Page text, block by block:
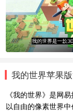
我的世界苹果
《我的世界》是网
以自由的像素世界